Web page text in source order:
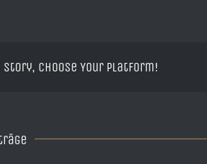
Story, Choose Your Platform!